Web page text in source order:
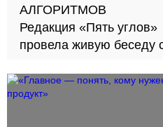
АЛГОРИТМОВ
Редакция «Пять углов»
провела живую беседу